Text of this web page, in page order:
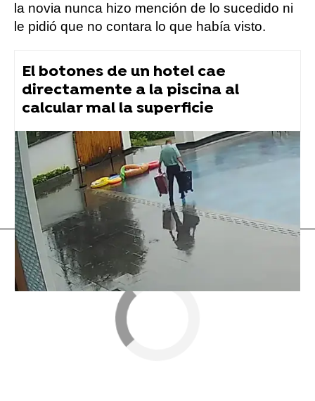
la novia nunca hizo mención de lo sucedido ni
le pidió que no contara lo que había visto.
El botones de un hotel cae
directamente a la piscina al
calcular mal la superficie
Flooxer Now » Viral
tiktok